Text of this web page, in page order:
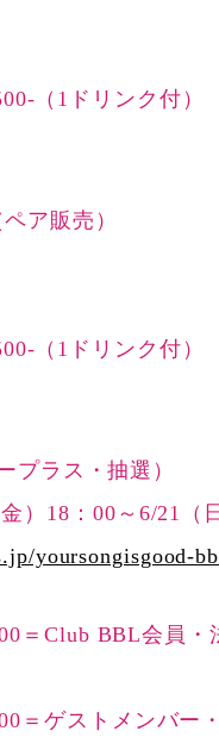
（1ドリンク付）
ア販売）
（1ドリンク付）
プラス・抽選）
）18：00～6/21（
yoursongisgood-
＝Club BBL会員・
＝ゲストメンバー